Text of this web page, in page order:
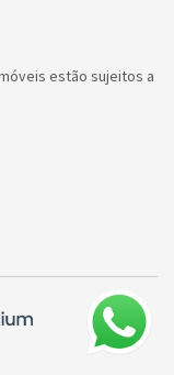
estão sujeitos a